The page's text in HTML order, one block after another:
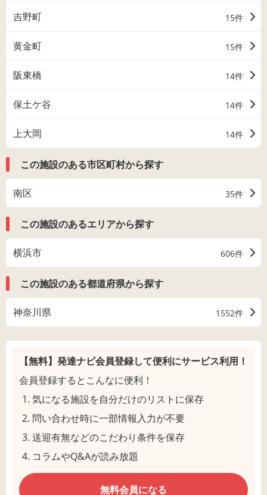
吉野町 15件
黄金町 15件
阪東橋 14件
保土ケ谷 14件
上大岡 14件
この施設のある市区町村から探す
南区 35件
この施設のあるエリアから探す
横浜市 606件
この施設のある都道府県から探す
神奈川県 1552件
【無料】発達ナビ会員登録して便利にサービス利用！
会員登録するとこんなに便利！
気になる施設を自分だけのリストに保存
問い合わせ時に一部情報入力が不要
送迎有無などのこだわり条件を保存
コラムやQ&Aが読み放題
無料会員になる